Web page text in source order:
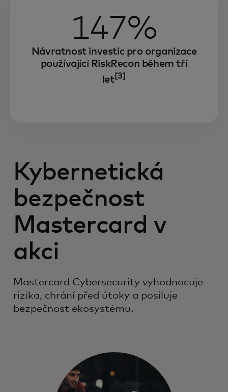
147%
Návratnost investic pro organizace
používající RiskRecon během tří
let [3]
Kybernetická
bezpečnost
Mastercard v
akci
Mastercard Cybersecurity vyhodnocuje
rizika, chrání před útoky a posiluje
bezpečnost ekosystému.